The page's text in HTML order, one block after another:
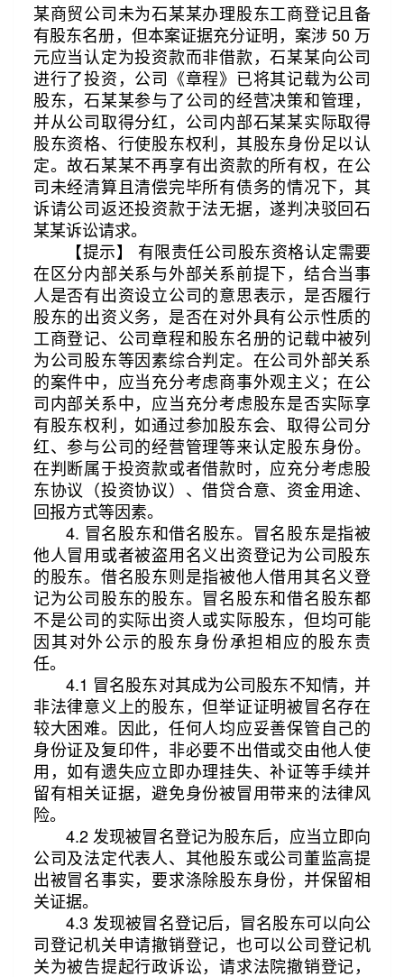
某商贸公司未为石某某办理股东工商登记且备
有股东名册，但本案证据充分证明，案涉 50 万
元应当认定为投资款而非借款，石某某向公司
进行了投资，公司《章程》已将其记载为公司
股东，石某某参与了公司的经营决策和管理，
并从公司取得分红，公司内部石某某实际取得
股东资格、行使股东权利，其股东身份足以认
定。故石某某不再享有出资款的所有权，在公
司未经清算且清偿完毕所有债务的情况下，其
诉请公司返还投资款于法无据，遂判决驳回石
某某诉讼请求。
【提示】 有限责任公司股东资格认定需要
在区分内部关系与外部关系前提下，结合当事
人是否有出资设立公司的意思表示，是否履行
股东的出资义务，是否在对外具有公示性质的
工商登记、公司章程和股东名册的记载中被列
为公司股东等因素综合判定。在公司外部关系
的案件中，应当充分考虑商事外观主义；在公
司内部关系中，应当充分考虑股东是否实际享
有股东权利，如通过参加股东会、取得公司分
红、参与公司的经营管理等来认定股东身份。
在判断属于投资款或者借款时，应充分考虑股
东协议（投资协议）、借贷合意、资金用途、
回报方式等因素。
4. 冒名股东和借名股东。冒名股东是指被
他人冒用或者被盗用名义出资登记为公司股东
的股东。借名股东则是指被他人借用其名义登
记为公司股东的股东。冒名股东和借名股东都
不是公司的实际出资人或实际股东，但均可能
因其对外公示的股东身份承担相应的股东责
任。
4.1 冒名股东对其成为公司股东不知情，并
非法律意义上的股东，但举证证明被冒名存在
较大困难。因此，任何人均应妥善保管自己的
身份证及复印件，非必要不出借或交由他人使
用，如有遗失应立即办理挂失、补证等手续并
留有相关证据，避免身份被冒用带来的法律风
险。
4.2 发现被冒名登记为股东后，应当立即向
公司及法定代表人、其他股东或公司董监高提
出被冒名事实，要求涤除股东身份，并保留相
关证据。
4.3 发现被冒名登记后，冒名股东可以向公
司登记机关申请撤销登记，也可以公司登记机
关为被告提起行政诉讼，请求法院撤销登记，